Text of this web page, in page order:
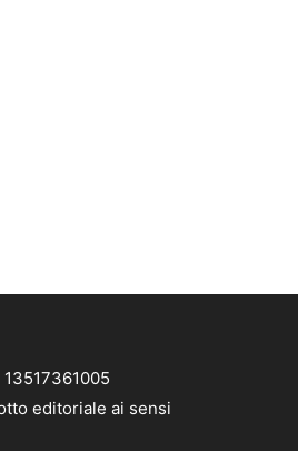
editoriale ai sensi